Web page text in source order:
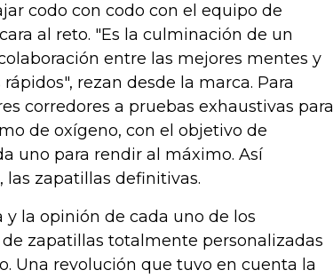
codo con codo con el equipo de
al reto. "Es la culminación de un
entre las mejores mentes y
rezan desde la marca. Para
corredores a pruebas exhaustivas para
de oxígeno, con el objetivo de
uno para rendir al máximo. Así
las zapatillas definitivas.
la opinión de cada uno de los
zapatillas totalmente personalizadas
Una revolución que tuvo en cuenta la